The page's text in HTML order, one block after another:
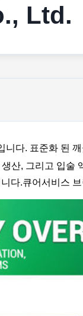
Ltd.
니다. 표준화 된
, 그리고 입술
다.큐어서비스